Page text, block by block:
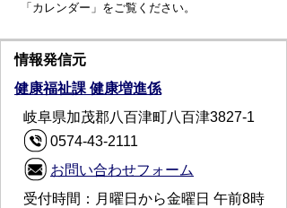
「カレンダー」をご覧ください。
情報発信元
健康福祉課 健康増進係
岐阜県加茂郡八百津町八百津3827-1
0574-43-2111
お問い合わせフォーム
受付時間：月曜日から金曜日 午前8時